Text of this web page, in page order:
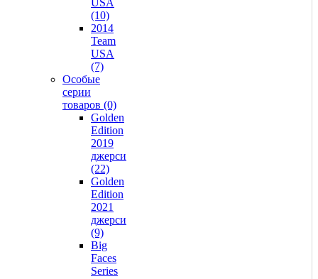
(10)
2014
Team
USA
(7)
Особые
серии
товаров (0)
Golden
Edition
2019
джерси
(22)
Golden
Edition
2021
джерси
(9)
Big
Faces
Series